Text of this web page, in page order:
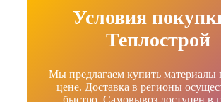
Условия
Теплострой
Мы предлагаем купить материалы
цене. Доставка в регионы
быстро. Самовывоз доступен в